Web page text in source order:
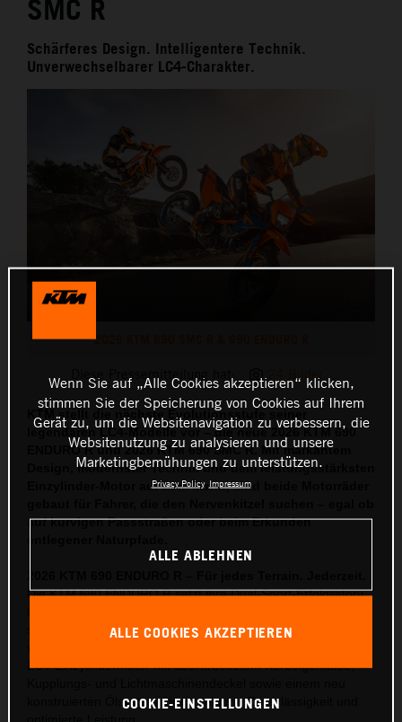
SMC R
Schärferes Design. Intelligentere Technik.
Unverwechselbarer LC4-Charakter.
2026 KTM 690 SMC R & 690 ENDURO R
KTM stellt die nächste Evolutionsstufe seiner
legendären LC4-Modelle vor – die neue 2026 KTM 690
ENDURO R und 2026 KTM 690 SMC R. Mit markantem
Design, modernster Technik und dem leistungsstärksten
Einzylinder-Motor auf dem Markt, sind beide Motorräder
auf kurvigen Passstraßen oder beim Erkunden
Die KTM 690 ENDURO R setzt ihre Dual-Sport-Erfolgsstory
steigern und gleichzeitig den Fahrkomfort auf der Straße
LC4-Einzylindermotor mit überarbeitetem Kurbelgehäuse,
konstruierten Ölsystem für gesteigerte Zuverlässigkeit und
Wenn Sie auf „Alle Cookies akzeptieren“ klicken,
stimmen Sie der Speicherung von Cookies auf Ihrem
Gerät zu, um die Websitenavigation zu verbessern, die
Websitenutzung zu analysieren und unsere
Marketingbemühungen zu unterstützen.
Privacy Policy Impressum
ALLE ABLEHNEN
ALLE COOKIES AKZEPTIEREN
COOKIE-EINSTELLUNGEN